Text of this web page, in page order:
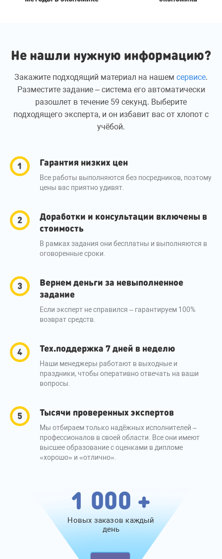
Не нашли нужную информацию?
Закажите подходящий материал на нашем сервисе.
Разместите задание – система его автоматически
разошлет в течение 59 секунд. Выберите
подходящего эксперта, и он избавит вас от хлопот с
учёбой.
Гарантия низких цен
Все работы выполняются без посредников, поэтому
цены вас приятно удивят.
Доработки и консультации включены в
стоимость
В рамках задания они бесплатны и выполняются в
оговоренные сроки.
Вернем деньги за невыполненное
задание
Если эксперт не справился – гарантируем 100%
возврат средств.
Тех.поддержка 7 дней в неделю
Наши менеджеры работают в выходные и
праздники, чтобы оперативно отвечать на ваши
вопросы.
Тысячи проверенных экспертов
Мы отбираем только надёжных исполнителей –
профессионалов в своей области. Все они имеют
высшее образование с оценками в дипломе
«хорошо» и «отлично».
1 000 +
Новых заказов каждый
день